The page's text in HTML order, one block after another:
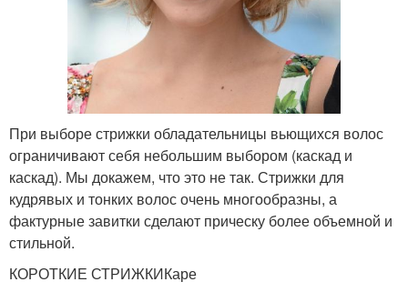
При выборе стрижки обладательницы вьющихся волос
ограничивают себя небольшим выбором (каскад и
каскад). Мы докажем, что это не так. Стрижки для
кудрявых и тонких волос очень многообразны, а
фактурные завитки сделают прическу более объемной и
стильной.
КОРОТКИЕ СТРИЖКИКаре